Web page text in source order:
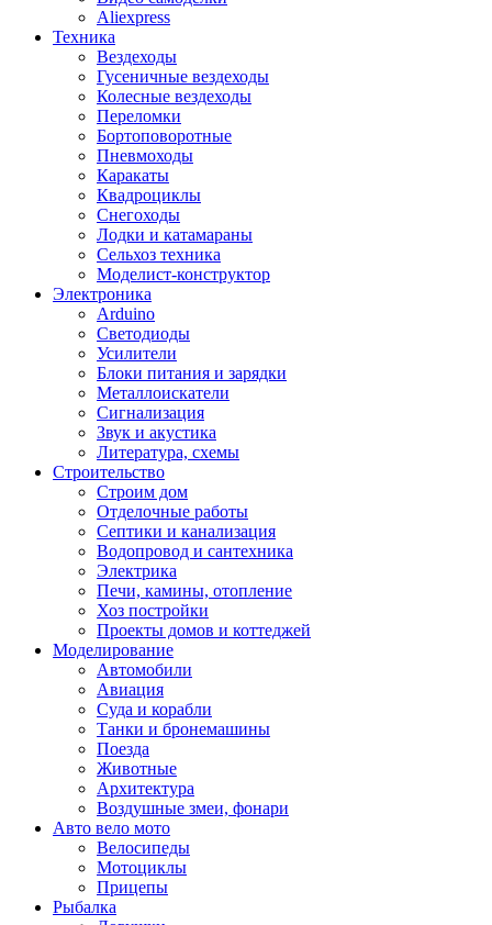
Aliexpress
Техника
Вездеходы
Гусеничные вездеходы
Колесные вездеходы
Переломки
Бортоповоротные
Пневмоходы
Каракаты
Квадроциклы
Снегоходы
Лодки и катамараны
Сельхоз техника
Моделист-конструктор
Электроника
Arduino
Светодиоды
Усилители
Блоки питания и зарядки
Металлоискатели
Сигнализация
Звук и акустика
Литература, схемы
Строительство
Строим дом
Отделочные работы
Септики и канализация
Водопровод и сантехника
Электрика
Печи, камины, отопление
Хоз постройки
Проекты домов и коттеджей
Моделирование
Автомобили
Авиация
Суда и корабли
Танки и бронемашины
Поезда
Животные
Архитектура
Воздушные змеи, фонари
Авто вело мото
Велосипеды
Мотоциклы
Прицепы
Рыбалка